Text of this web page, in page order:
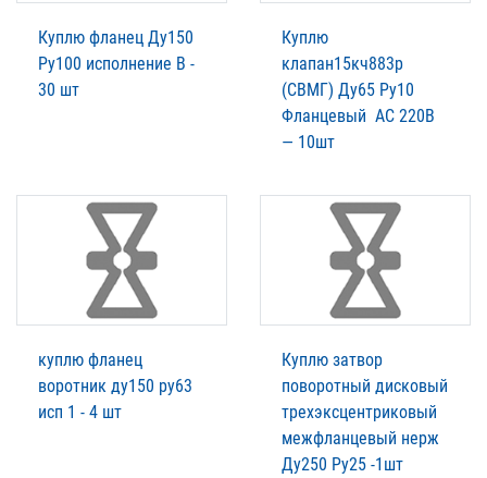
Куплю фланец Ду150
Ру100 исполнение В -
30 шт
Куплю
клапан15кч883р
(СВМГ) Ду65 Ру10
Фланцевый АС 220В
— 10шт
куплю фланец
воротник ду150 ру63
исп 1 - 4 шт
Куплю затвор
поворотный дисковый
трехэксцентриковый
межфланцевый нерж
Ду250 Ру25 -1шт